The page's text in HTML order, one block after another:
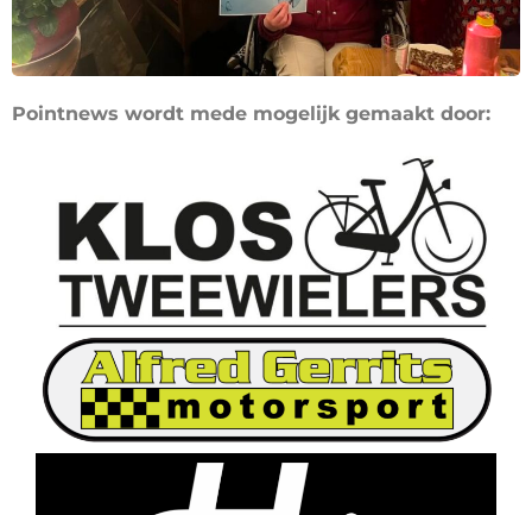
Pointnews wordt mede mogelijk gemaakt door: